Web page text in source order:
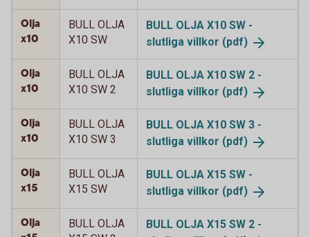
Olja
x10
BULL OLJA
X10 SW
BULL OLJA X10 SW -
slutliga villkor (pdf)
Olja
x10
BULL OLJA
X10 SW 2
BULL OLJA X10 SW 2 -
slutliga villkor (pdf)
Olja
x10
BULL OLJA
X10 SW 3
BULL OLJA X10 SW 3 -
slutliga villkor (pdf)
Olja
x15
BULL OLJA
X15 SW
BULL OLJA X15 SW -
slutliga villkor (pdf)
Olja
BULL OLJA
BULL OLJA X15 SW 2 -